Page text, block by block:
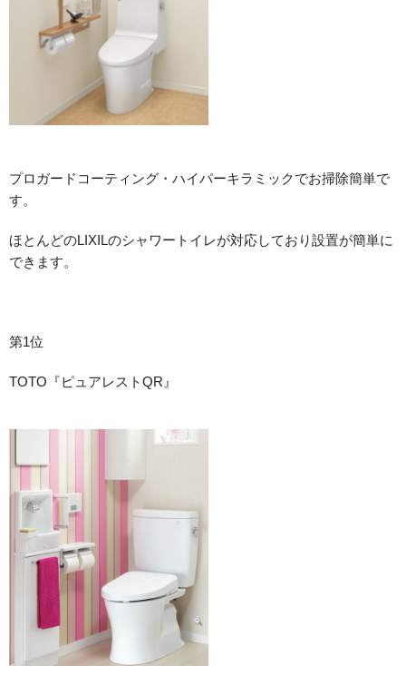
プロガードコーティング・ハイパーキラミックでお掃除簡単で
す。
ほとんどのLIXILのシャワートイレが対応しており設置が簡単に
できます。
第1位
TOTO『ピュアレストQR』